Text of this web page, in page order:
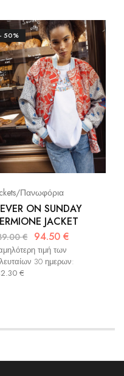
- 50%
Πανωφόρια
ON SUNDAY
JACKET
€ 94.50 €
τιμή των
30 ημερων:
€